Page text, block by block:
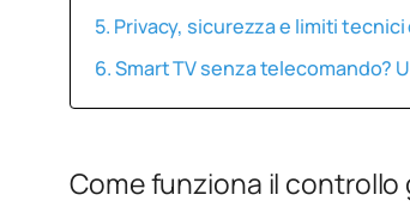
Privacy, sicurezza e limiti
Smart TV senza telecomando?
Come funziona il controllo